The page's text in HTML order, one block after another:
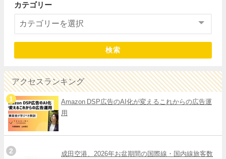
カテゴリー
検索
アクセスランキング
Amazon DSP広告のAI化が変えるこれからの広告運
用
成田空港、2026年お盆期間の国際線・国内線旅客数